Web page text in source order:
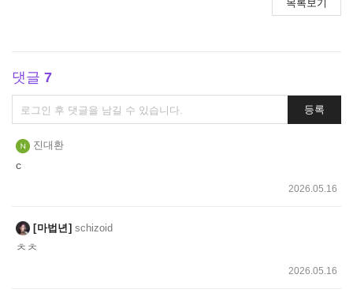
목록보기
댓글 7
댓
글
쓰
기
등록
진대환
c
2026.05.16
마법년 schizoid
ㅊㅊ
2026.05.16